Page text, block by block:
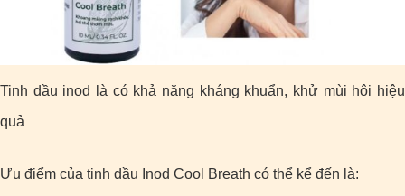
Tinh dầu inod là có khả năng kháng khuẩn, khử mùi hôi hiệu
quả
Ưu điểm của tinh dầu Inod Cool Breath có thể kể đến là: